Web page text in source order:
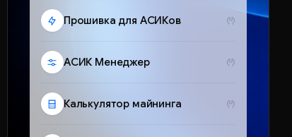
Прошивка для АСИКов
АСИК Менеджер
Калькулятор майнинга